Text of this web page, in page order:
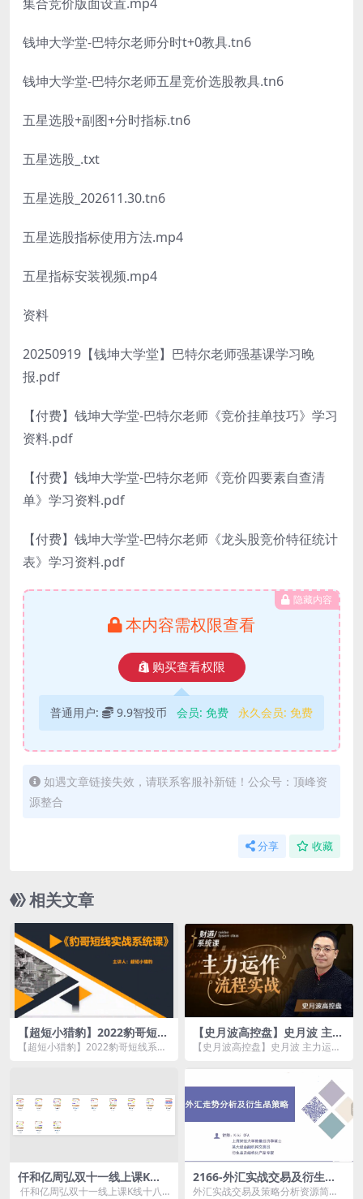
钱坤大学堂-巴特尔老师分时t+0教具.tn6
钱坤大学堂-巴特尔老师五星竞价选股教具.tn6
五星选股+副图+分时指标.tn6
五星选股_.txt
五星选股_202611.30.tn6
五星选股指标使用方法.mp4
五星指标安装视频.mp4
资料
20250919【钱坤大学堂】巴特尔老师强基课学习晚
报.pdf
【付费】钱坤大学堂-巴特尔老师《竞价挂单技巧》学习
资料.pdf
【付费】钱坤大学堂-巴特尔老师《竞价四要素自查清
单》学习资料.pdf
【付费】钱坤大学堂-巴特尔老师《龙头股竞价特征统计
表》学习资料.pdf
隐藏内容
本内容需权限查看
购买查看权限
普通用户: 9.9智投币 会员: 免费 永久会员: 免费
如遇文章链接失效，请联系客服补新链！公众号：顶峰资
源整合
分享 收藏
相关文章
【超短小猎豹】2022豹哥短线
系统课
【超短小猎豹】2022豹哥短线系统
【史月波高控盘】史月波 主力
运作流程实战5讲
【史月波高控盘】史月波 主力运作
仟和亿周弘双十一线上课K线
十八诀视频教程12视频
仟和亿周弘双十一线上课K线十八
2166-外汇实战交易及衍生品
策略分析
外汇实战交易及策略分析资源简